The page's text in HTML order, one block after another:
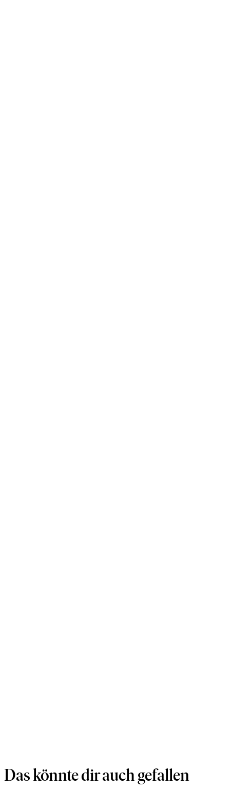
Das könnte dir auch gefallen